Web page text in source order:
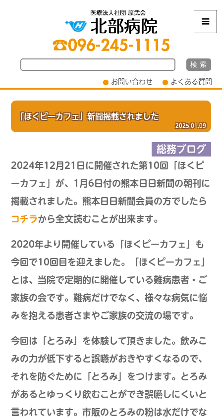
よくある質問
お問い合わせ
「ほくピーカフェ」新聞掲載されました
2025.01.09
総務ブログ
2024年12月21⽇に開催された第10回「ほくピ
ーカフェ」が、1⽉6⽇付の熊本⽇⽇新聞の朝刊に
掲載されました。熊本⽇⽇新聞会員の方でしたら
コチラから全文読むことが出来ます。
2020年より開催している「ほくピーカフェ」も
今回で10回目を迎えました。「ほくピーカフェ」
とは、当院で定期的に開催している難病患者・ご
家族の会です。難病だけでなく、様々な病気に悩
みを抱える患者さまやご家族の交流の場です。
今回は「とろみ」を体験して頂きました。飲みこ
みの力が低下すると誤嚥がおきやすくなるので、
それを防ぐために「とろみ」をつけます。とろみ
があるとゆっくり飲むことができ誤嚥しにくいと
言われています。市販のとろみの粉は水だけでな